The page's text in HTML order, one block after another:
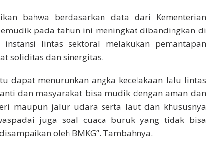
bahwa berdasarkan data dari Kementerian
pada tahun ini meningkat dibandingkan di
lintas sektoral melakukan pemantapan
soliditas dan sinergitas.
dapat menurunkan angka kecelakaan lalu lintas
dan masyarakat bisa mudik dengan aman dan
maupun jalur udara serta laut dan khususnya
juga soal cuaca buruk yang tidak bisa
oleh BMKG”. Tambahnya.